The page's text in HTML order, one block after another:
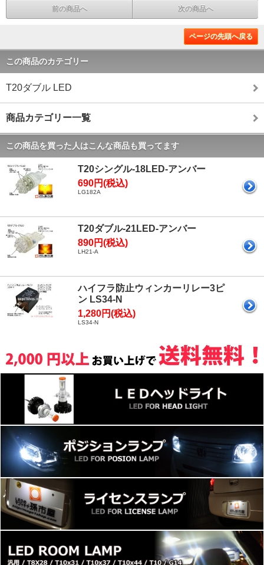
前の商品へ 次の商品へ
ページの先頭へ戻る
この商品のカテゴリー
T20ダブル LED
商品カテゴリー一覧
この商品を買った人はこんな商品も買ってます
T20シングル-18LED-アンバー
690円(税込)
LG182A
T20ダブル-21LED-アンバー
890円(税込)
LH21-A
ハイフラ防止ウィンカーリレー3ピ
ン LS34-N
1,280円(税込)
LS34-N